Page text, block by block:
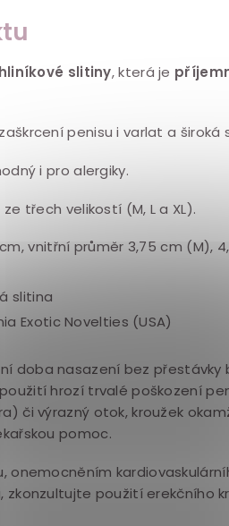
slitiny, která je
penisu i varlat a
i pro alergiky.
třech velikostí (M, L a XL).
vnitřní průměr 3,75 cm (M),
slitina
Exotic Novelties (USA)
doba nasazení bez
hrozí trvalé poškození
či výrazný otok, kroužek
pomoc.
onemocněním
zkonzultujte použití erekčního